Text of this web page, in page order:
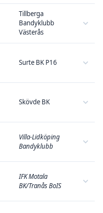
Tillberga
Bandyklubb
Västerås
Surte BK P16
Skövde BK
Villa-Lidköping
Bandyklubb
IFK Motala
BK/Tranås BoIS